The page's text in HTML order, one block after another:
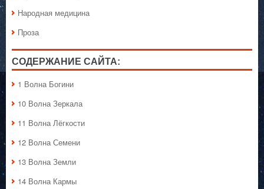
Народная медицина
Проза
СОДЕРЖАНИЕ САЙТА:
1 Волна Богини
10 Волна Зеркала
11 Волна Лёгкости
12 Волна Семени
13 Волна Земли
14 Волна Кармы